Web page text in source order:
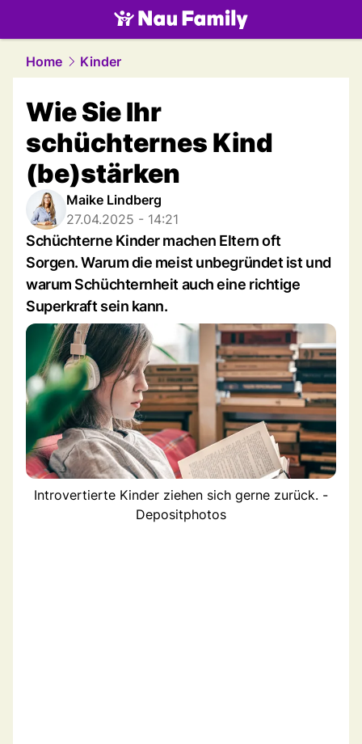
family.NAU.ch
Home Kinder
Wie Sie Ihr
schüchternes Kind
(be)stärken
Maike Lindberg
27.04.2025 - 14:21
Schüchterne Kinder machen Eltern oft
Sorgen. Warum die meist unbegründet ist und
warum Schüchternheit auch eine richtige
Superkraft sein kann.
Introvertierte Kinder ziehen sich gerne zurück. -
Depositphotos